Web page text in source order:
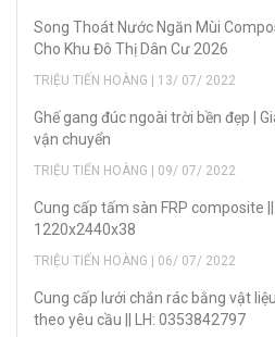
Song Thoát Nước Ngăn Mùi
Cho Khu Đô Thị Dân Cư 2026
TRIỆU TIẾN HOÀNG | 13/ 07/ 2022
Ghế gang đúc ngoài trời bền đẹp |
vận chuyển
TRIỆU TIẾN HOÀNG | 09/ 07/ 2022
Cung cấp tấm sàn FRP composite
1220x2440x38
TRIỆU TIẾN HOÀNG | 06/ 07/ 2022
Cung cấp lưới chắn rác bằng vật
theo yêu cầu || LH: 0353842797